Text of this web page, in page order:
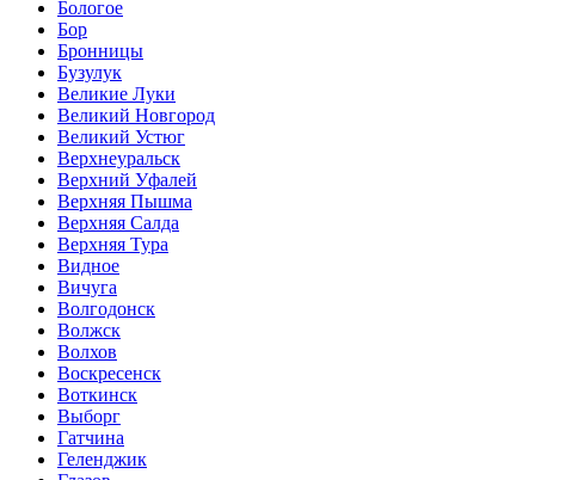
Бологое
Бор
Бронницы
Бузулук
Великие Луки
Великий Новгород
Великий Устюг
Верхнеуральск
Верхний Уфалей
Верхняя Пышма
Верхняя Салда
Верхняя Тура
Видное
Вичуга
Волгодонск
Волжск
Волхов
Воскресенск
Воткинск
Выборг
Гатчина
Геленджик